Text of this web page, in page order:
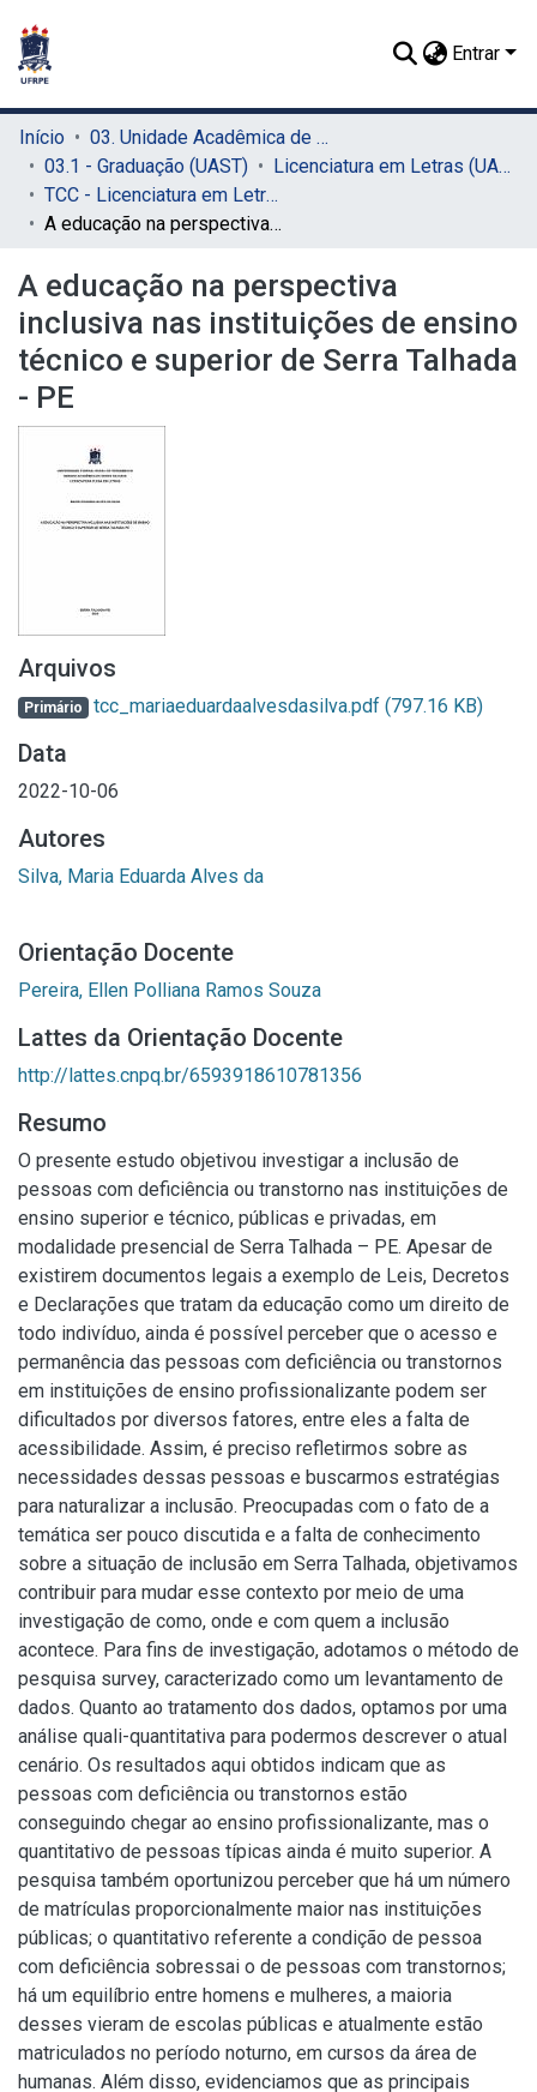
Entrar
Início
03. Unidade Acadêmica de Serra Talhada (UAST)
03.1 - Graduação (UAST)
Licenciatura em Letras (UAST)
TCC - Licenciatura em Letras (UAST)
A educação na perspectiva inclusiva nas instituições de ensino técnico e superior de Serra Talhada - PE
A educação na perspectiva
inclusiva nas instituições de ensino
técnico e superior de Serra Talhada
- PE
Arquivos
Primário tcc_mariaeduardaalvesdasilva.pdf (797.16 KB)
Data
2022-10-06
Autores
Silva, Maria Eduarda Alves da
Orientação Docente
Pereira, Ellen Polliana Ramos Souza
Lattes da Orientação Docente
http://lattes.cnpq.br/6593918610781356
Resumo
O presente estudo objetivou investigar a inclusão de
pessoas com deficiência ou transtorno nas instituições de
ensino superior e técnico, públicas e privadas, em
modalidade presencial de Serra Talhada – PE. Apesar de
existirem documentos legais a exemplo de Leis, Decretos
e Declarações que tratam da educação como um direito de
todo indivíduo, ainda é possível perceber que o acesso e
permanência das pessoas com deficiência ou transtornos
em instituições de ensino profissionalizante podem ser
dificultados por diversos fatores, entre eles a falta de
acessibilidade. Assim, é preciso refletirmos sobre as
necessidades dessas pessoas e buscarmos estratégias
para naturalizar a inclusão. Preocupadas com o fato de a
temática ser pouco discutida e a falta de conhecimento
sobre a situação de inclusão em Serra Talhada, objetivamos
contribuir para mudar esse contexto por meio de uma
investigação de como, onde e com quem a inclusão
acontece. Para fins de investigação, adotamos o método de
pesquisa survey, caracterizado como um levantamento de
dados. Quanto ao tratamento dos dados, optamos por uma
análise quali-quantitativa para podermos descrever o atual
cenário. Os resultados aqui obtidos indicam que as
pessoas com deficiência ou transtornos estão
conseguindo chegar ao ensino profissionalizante, mas o
quantitativo de pessoas típicas ainda é muito superior. A
pesquisa também oportunizou perceber que há um número
de matrículas proporcionalmente maior nas instituições
públicas; o quantitativo referente a condição de pessoa
com deficiência sobressai o de pessoas com transtornos;
há um equilíbrio entre homens e mulheres, a maioria
desses vieram de escolas públicas e atualmente estão
matriculados no período noturno, em cursos da área de
humanas. Além disso, evidenciamos que as principais